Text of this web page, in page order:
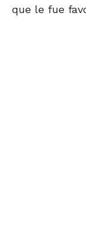
que le fue